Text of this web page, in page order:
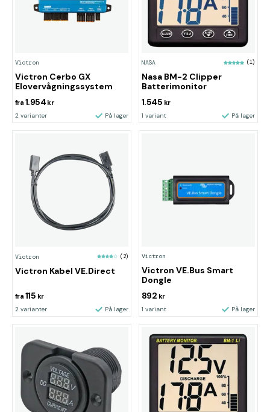
Victron
Victron Cerbo GX
Elovervågningssystem
fra 1.954 kr
2 varianter På lager
NASA (1)
Nasa BM-2 Clipper
Batterimonitor
1.545 kr
1 variant På lager
Victron (2)
Victron Kabel VE.Direct
fra 115 kr
2 varianter På lager
Victron
Victron VE.Bus Smart
Dongle
892 kr
1 variant På lager